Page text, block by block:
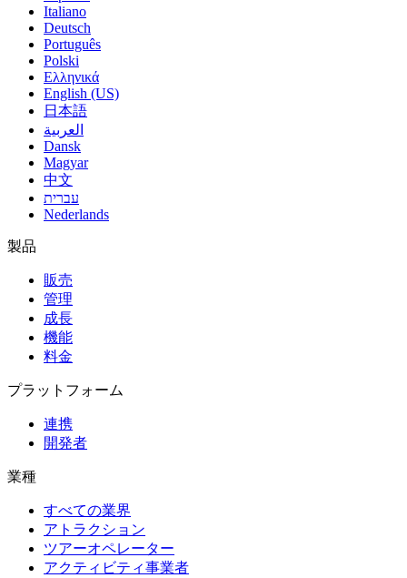
Italiano
Deutsch
Português
Polski
Ελληνικά
English (US)
日本語
العربية
Dansk
Magyar
中文
עברית
Nederlands
製品
販売
管理
成長
機能
料金
プラットフォーム
連携
開発者
業種
すべての業界
アトラクション
ツアーオペレーター
アクティビティ事業者